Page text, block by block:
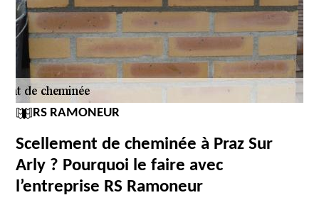
RS RAMONEUR
Scellement de cheminée à Praz Sur
Arly ? Pourquoi le faire avec
l’entreprise RS Ramoneur